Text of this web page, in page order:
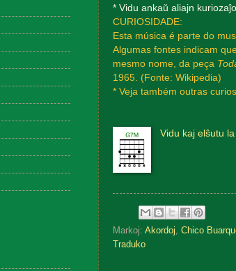
* Vidu ankaŭ aliajn
CURIOSIDADE:
Esta música é parte do
Algumas fontes indicam
mesmo nome, da peça
1965. (Fonte: Wikipedia)
* Veja também outras
Vidu kaj elŝutu
Markoj: Akordoj Chico
Traduko